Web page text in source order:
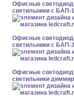
Офисные
светильники с БАП-1
Офисные
светильники с БАП-3
Офисные
светильники